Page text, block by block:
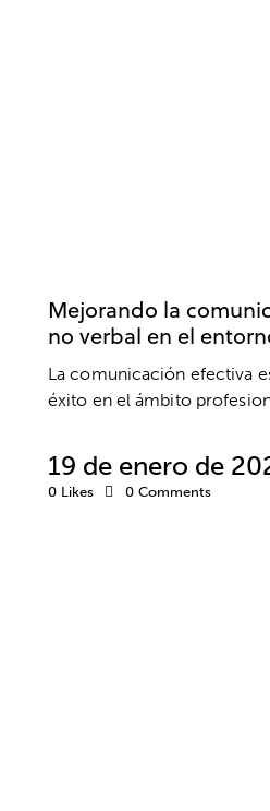
Mejorando la
no verbal en el
La comunicación efectiva
éxito en el ámbito
19 de enero de
0 Likes 0 Comments